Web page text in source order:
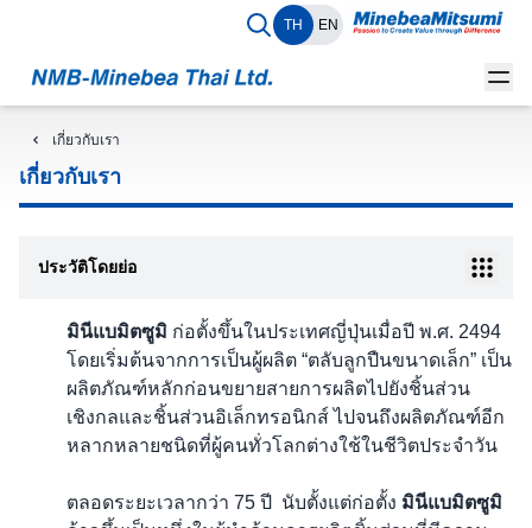
TH EN
เกี่ยวกับเรา
เกี่ยวกับเรา
ประวัติโดยย่อ
มินีแบมิตซูมิ ก่อตั้งขึ้นในประเทศญี่ปุ่นเมื่อปี พ.ศ. 2494
โดยเริ่มต้นจากการเป็นผู้ผลิต “ตลับลูกปืนขนาดเล็ก” เป็น
ผลิตภัณฑ์หลักก่อนขยายสายการผลิตไปยังชิ้นส่วน
เชิงกลและชิ้นส่วนอิเล็กทรอนิกส์ ไปจนถึงผลิตภัณฑ์อีก
หลากหลายชนิดที่ผู้คนทั่วโลกต่างใช้ในชีวิตประจำวัน
ตลอดระยะเวลากว่า 75 ปี นับตั้งแต่ก่อตั้ง มินีแบมิตซูมิ